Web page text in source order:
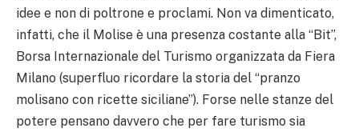
idee e non di poltrone e proclami. Non va dimenticato,
infatti, che il Molise è una presenza costante alla “Bit”,
Borsa Internazionale del Turismo organizzata da Fiera
Milano (superfluo ricordare la storia del “pranzo
molisano con ricette siciliane”). Forse nelle stanze del
potere pensano davvero che per fare turismo sia